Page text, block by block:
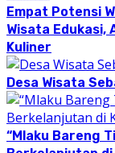
Empat Potensi
Wisata Edukasi,
Kuliner
Desa Wisata
“Mlaku Bareng